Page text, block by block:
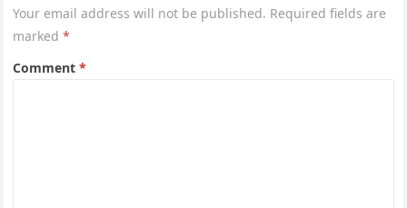
Your email address will not be published. Required fields are
marked*
Comment*